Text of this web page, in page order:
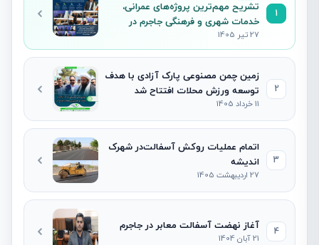
1
تشریح مهم‌ترین پروژه‌های عمرانی،
خدمات شهری و فرهنگی جاجرم در
نشست خبری شهردار
27 تیر 1405
2
زمین چمن مصنوعی پارک آزادی با هدف
توسعه ورزش محلات افتتاح شد
11 خرداد 1405
3
اتمام عملیات روکش آسفالت‌در شهرک
اندیشه
27 اردیبهشت 1405
4 آغاز نهضت آسفالت معابر در جاجرم
21 آبان 1404